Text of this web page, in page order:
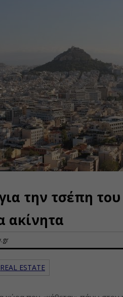
την τσέπη
ακίνητα
REAL ESTATE